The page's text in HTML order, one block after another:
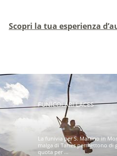
Scopri la tua esperienza
FUNICOLARI LACES
La funivia per S. Martino in
malga di Tarres permettono di
quota per ...